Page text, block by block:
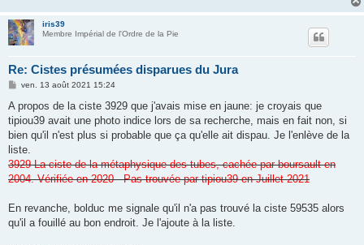
iris39
Membre Impérial de l'Ordre de la Pie
Re: Cistes présumées disparues du Jura
M
s
s
a
g
ven. 13 août 2021 15:24
A propos de la ciste 3929 que j'avais mise en jaune: je croyais que
tipiou39 avait une photo indice lors de sa recherche, mais en fait non, si
bien qu'il n'est plus si probable que ça qu'elle ait dispau. Je l'enlève de la
liste.
3929 La ciste de la métaphysique des tubes, cachée par boursault en
2004. Vérifiée en 2020 - Pas trouvée par tipiou39 en Juillet 2021
En revanche, bolduc me signale qu'il n'a pas trouvé la ciste 59535 alors
qu'il a fouillé au bon endroit. Je l'ajoute à la liste.